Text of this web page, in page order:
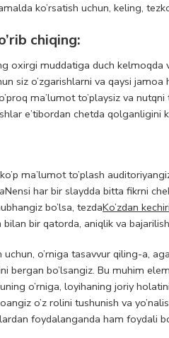
ko’rsatish uchun, keling,
chiqing:
oxirgi muddatiga duch kelmoqda
siz o’zgarishlarni va qaysi
ma’lumot to’playsiz va
e’tibordan chetda qolganligini
ma’lumot to’plash
Nensi har bir slaydda bitta fikrni
bo’lsa, tezdaKo’zdan
bir qatorda, aniqlik va
o’rniga tasavvur qiling-a,
bergan bo’lsangiz. Bu muhim
o’rniga, loyihaning joriy
o’z rolini tushunish va
foydalanganda ham foydali